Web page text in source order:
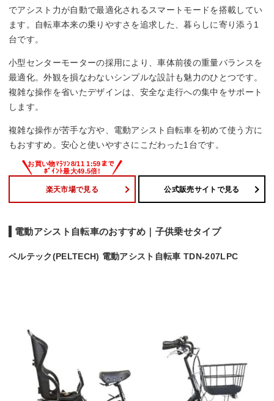
ー
パワーモード
ー
エコモード
ー
でアシスト力が自動で最適化されるスマートモードを搭載してい
ます。自転車本来の乗りやすさを追求した、暮らしに寄り添う1
台です。
小型センターモーターの採用により、車体前後の重量バランスを
最適化。外観を損なわないシンプルな設計も魅力のひとつです。
複雑な操作を省いたデザインは、安全な走行への集中をサポート
します。
複雑な操作が苦手な方や、電動アシスト自転車を初めて使う方に
もおすすめ。安心と使いやすさにこだわった1台です。
楽天市場で見る 公式販売サイトで見る
電動アシスト自転車のおすすめ｜子供乗せタイプ
ペルテック(PELTECH) 電動アシスト自転車 TDN-207LPC